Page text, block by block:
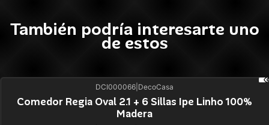
También podría interesarte uno
de estos
DCI000066 DecoCasa
Comedor Regia Oval 2.1 + 6 Sillas Ipe Linho 100%
Madera